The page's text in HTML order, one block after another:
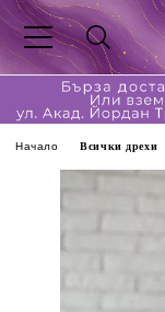
Начало Всички дрехи